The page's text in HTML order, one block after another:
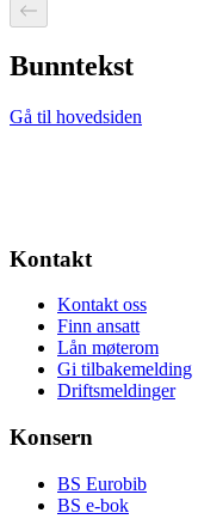
Bunntekst
Gå til hovedsiden
Kontakt
Kontakt oss
Finn ansatt
Lån møterom
Gi tilbakemelding
Driftsmeldinger
Konsern
BS Eurobib
BS e-bok